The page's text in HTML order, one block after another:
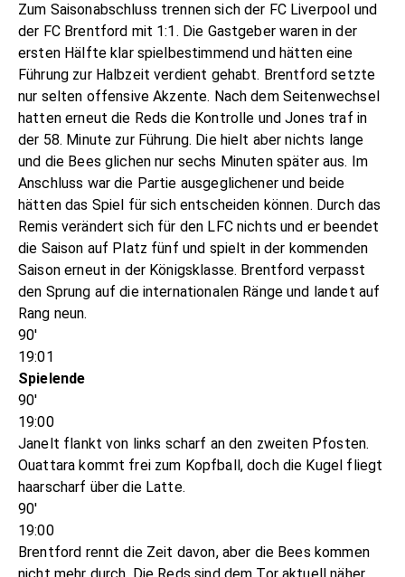
Zum Saisonabschluss trennen sich der FC Liverpool und
der FC Brentford mit 1:1. Die Gastgeber waren in der
ersten Hälfte klar spielbestimmend und hätten eine
Führung zur Halbzeit verdient gehabt. Brentford setzte
nur selten offensive Akzente. Nach dem Seitenwechsel
hatten erneut die Reds die Kontrolle und Jones traf in
der 58. Minute zur Führung. Die hielt aber nichts lange
und die Bees glichen nur sechs Minuten später aus. Im
Anschluss war die Partie ausgeglichener und beide
hätten das Spiel für sich entscheiden können. Durch das
Remis verändert sich für den LFC nichts und er beendet
die Saison auf Platz fünf und spielt in der kommenden
Saison erneut in der Königsklasse. Brentford verpasst
den Sprung auf die internationalen Ränge und landet auf
Rang neun.
90'
19:01
Spielende
90'
19:00
Janelt flankt von links scharf an den zweiten Pfosten.
Ouattara kommt frei zum Kopfball, doch die Kugel fliegt
haarscharf über die Latte.
90'
19:00
Brentford rennt die Zeit davon, aber die Bees kommen